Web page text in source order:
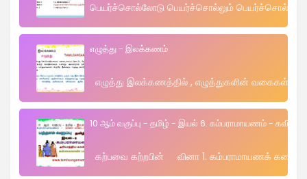
பெயர்ச்சொல்லோடு பெயர்ச்சொல்லும்
எழுத்து - இலக்கணம்
எழுத்து இலக்கணத்தில் , எழுத்துகளின் வகைகள் ,
10 ஆம் வகுப்பு - தமிழ் - இயல் 6. கம்பராமாயணம் -
கற்பவை கற்றபின் வினா 1. கம்பராமாயணக்